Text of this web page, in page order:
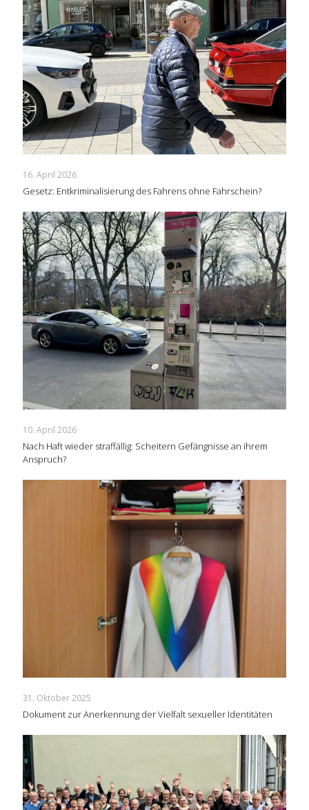
16. April 2026
Gesetz: Entkriminalisierung des Fahrens ohne Fahrschein?
10. April 2026
Nach Haft wieder straffällig: Scheitern Gefängnisse an ihrem
Anspruch?
31. Oktober 2025
Dokument zur Anerkennung der Vielfalt sexueller Identitäten